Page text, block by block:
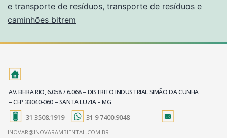
e transporte de resíduos, transporte de resíduos e
caminhões bitrem
AV. BEIRA RIO, 6.058 / 6.068 – DISTRITO INDUSTRIAL SIMÃO DA CUNHA
– CEP 33040-060 – SANTA LUZIA – MG
31 3508.1919 31 9 7400.9048
INOVAR@INOVARAMBIENTAL.COM.BR